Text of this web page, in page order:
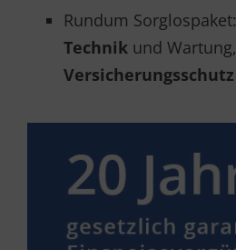
Rundum Sorglospaket:
Technikund Wartung,
Versicherungsschutz